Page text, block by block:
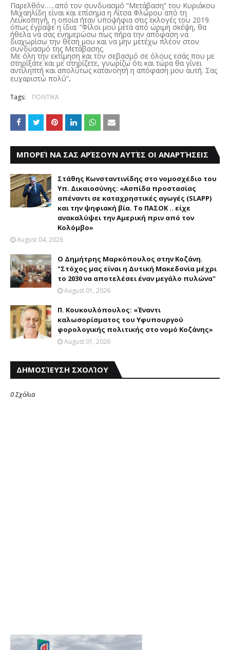
Παρελθόν…...από τον συνδυασμό “Μετάβαση” του Κυριάκου
Μιχαηλίδη είναι και επίσημα η Λίτσα Φλώρου από τη
Λευκοπηγή, η οποία ήταν υποψήφια στις εκλογές του 2019.
όπως έγραψε η ίδια: “Φίλοι μου μετά από ώριμη σκέψη, θα
ήθελα να σας ενημερώσω πως πήρα την απόφαση να
διαχωρίσω την θέση μου και να μην μετέχω πλέον στον
συνδυασμό της Μετάβασης.
Με όλη την εκτίμηση και τον σεβασμό σε όλους εσάς που με
στηρίξατε και με στηρίζετε, γνωρίζω ότι και τώρα θα γίνει
αντιληπτή και απολύτως κατανοητή η απόφαση μου αυτή. Σας
ευχαριστώ πολύ”.
Tags: ΠΟΛΙΤΙΚΑ
ΜΠΟΡΕΊ ΝΑ ΣΑΣ ΑΡΈΣΟΥΝ ΑΥΤΈΣ ΟΙ ΑΝΑΡΤΉΣΕΙΣ
Στάθης Κωνσταντινίδης στο νομοσχέδιο του
Υπ. Δικαιοσύνης: «Ασπίδα προστασίας
απέναντι σε καταχρηστικές αγωγές (SLAPP)
και την ψηφιακή βία. Το ΠΑΣΟΚ .. είχε
ανακαλύψει την Αμερική πριν από τον
Κολόμβο»
August 04, 2026
Ο Δημήτρης Μαρκόπουλος στην Κοζάνη.
"Στόχος μας είναι η Δυτική Μακεδονία μέχρι
το 2030 να αποτελέσει έναν μεγάλο πυλώνα"
August 01, 2026
Π. Κουκουλόπουλος: «Έναντι
καλωσορίσματος του Υφυπουργού
φορολογικής πολιτικής στο νομό Κοζάνης»
August 01, 2026
ΔΗΜΟΣΊΕΥΣΗ ΣΧΟΛΊΟΥ
0 Σχόλια